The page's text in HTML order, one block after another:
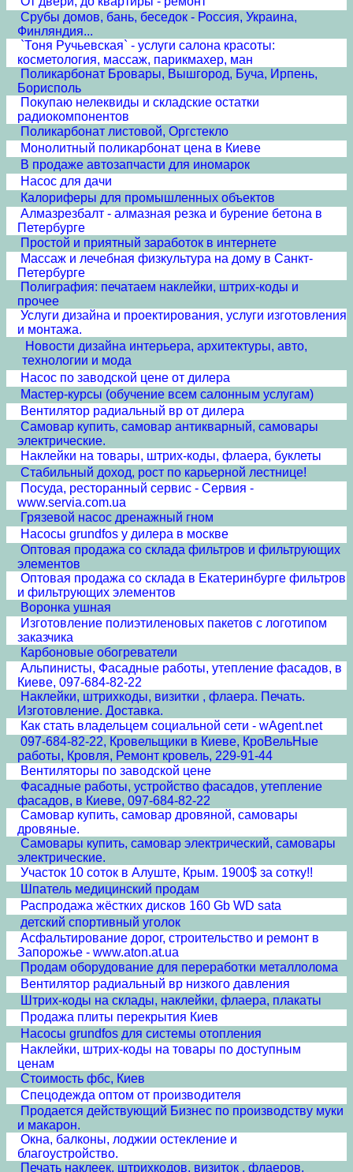
Срубы домов, бань, беседок - Россия, Украина,
Финляндия...
`Тоня Ручьевская` - услуги салона красоты:
косметология, массаж, парикмахер, ман
Поликарбонат Бровары, Вышгород, Буча, Ирпень,
Борисполь
Покупаю нелеквиды и складские остатки
радиокомпонентов
Поликарбонат листовой, Оргстекло
Монолитный поликарбонат цена в Киеве
В продаже автозапчасти для иномарок
Насос для дачи
Калориферы для промышленных объектов
Алмазрезбалт - алмазная резка и бурение бетона в
Петербурге
Простой и приятный заработок в интернете
Массаж и лечебная физкультура на дому в Санкт-
Петербурге
Полиграфия: печатаем наклейки, штрих-коды и
прочее
Услуги дизайна и проектирования, услуги изготовления
и монтажа.
Новости дизайна интерьера, архитектуры, авто,
технологии и мода
Насос по заводской цене от дилера
Мастер-курсы (обучение всем салонным услугам)
Вентилятор радиальный вр от дилера
Самовар купить, самовар антикварный, самовары
электрические.
Наклейки на товары, штрих-коды, флаера, буклеты
Стабильный доход, рост по карьерной лестнице!
Посуда, ресторанный сервис - Сервия -
www.servia.com.ua
Грязевой насос дренажный гном
Насосы grundfos у дилера в москве
Оптовая продажа со склада фильтров и фильтрующих
элементов
Оптовая продажа со склада в Екатеринбурге фильтров
и фильтрующих элементов
Воронка ушная
Изготовление полиэтиленовых пакетов с логотипом
заказчика
Карбоновые обогреватели
Альпинисты, Фасадные работы, утепление фасадов, в
Киеве, 097-684-82-22
Наклейки, штрихкоды, визитки , флаера. Печать.
Изготовление. Доставка.
Как стать владельцем социальной сети - wAgent.net
097-684-82-22, Кровельщики в Киеве, КроВельНые
работы, Кровля, Ремонт кровель, 229-91-44
Вентиляторы по заводской цене
Фасадные работы, устройство фасадов, утепление
фасадов, в Киеве, 097-684-82-22
Самовар купить, самовар дровяной, самовары
дровяные.
Самовары купить, самовар электрический, самовары
электрические.
Участок 10 соток в Алуште, Крым. 1900$ за сотку!!
Шпатель медицинский продам
Распродажа жёстких дисков 160 Gb WD sata
детский спортивный уголок
Асфальтирование дорог, строительство и ремонт в
Запорожье - www.aton.at.ua
Продам оборудование для переработки металлолома
Вентилятор радиальный вр низкого давления
Штрих-коды на склады, наклейки, флаера, плакаты
Продажа плиты перекрытия Киев
Насосы grundfos для системы отопления
Наклейки, штрих-коды на товары по доступным
ценам
Стоимость фбс, Киев
Спецодежда оптом от производителя
Продается действующий Бизнес по производству муки
и макарон.
Окна, балконы, лоджии остекление и
благоустройство.
Печать наклеек, штрихкодов, визиток , флаеров.